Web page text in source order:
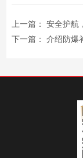
上一篇： 安全护航
下一篇： 介绍防爆